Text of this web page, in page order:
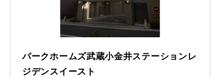
パークホームズ武蔵小金井ステーションレ
ジデンスイースト